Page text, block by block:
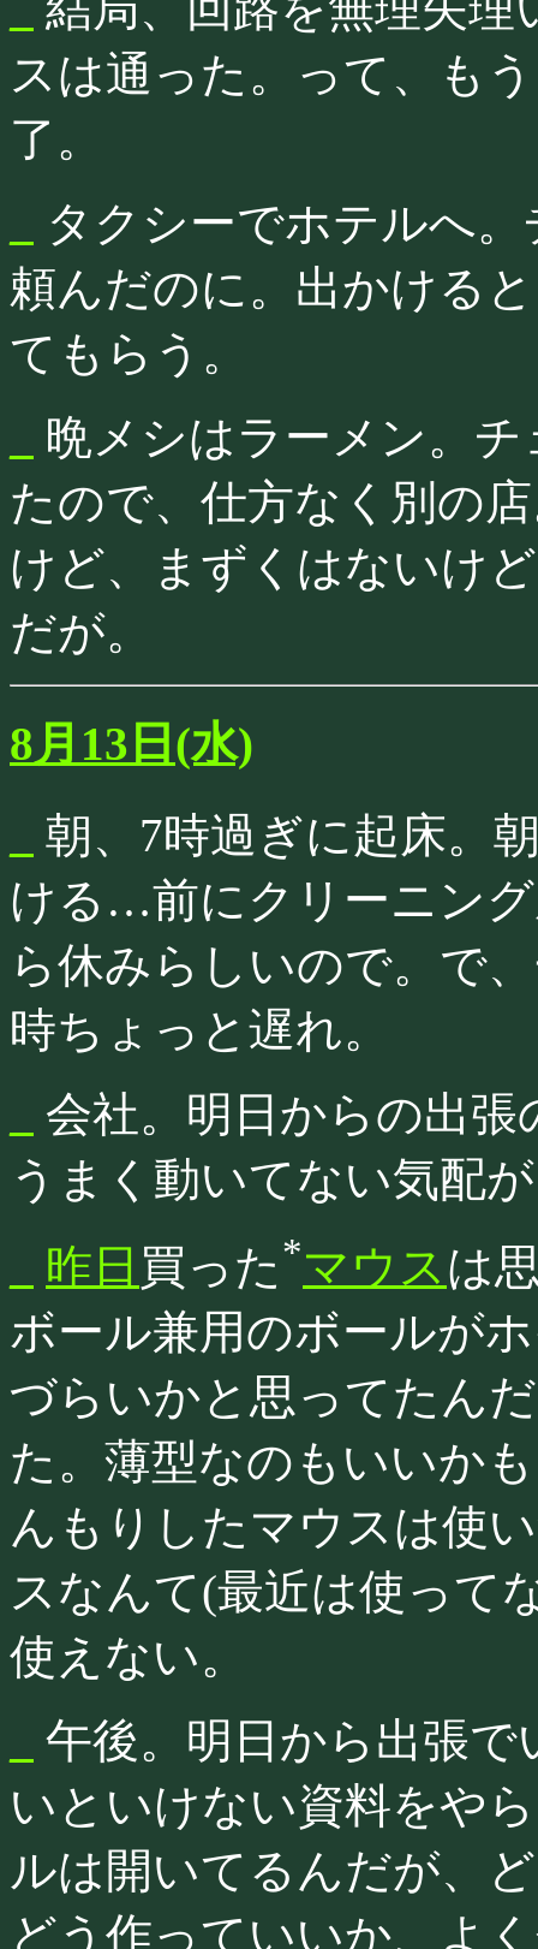
スは通った。って、も
了。
タクシーでホテルへ
頼んだのに。出かける
てもらう。
晩メシはラーメン。
たので、仕方なく別の
けど、まずくはないけ
だが。
8月13日(水)
朝、7時過ぎに起床。
ける…前にクリーニン
ら休みらしいので。で
時ちょっと遅れ。
会社。明日からの出
うまく動いてない気配
昨日 買った*マウス は
ボール兼用のボールが
づらいかと思ってたん
た。薄型なのもいいか
んもりしたマウスは使
スなんて(最近は使って
使えない。
午後。明日から出張
いといけない資料をや
ルは開いてるんだが、
どう作っていいか、よ